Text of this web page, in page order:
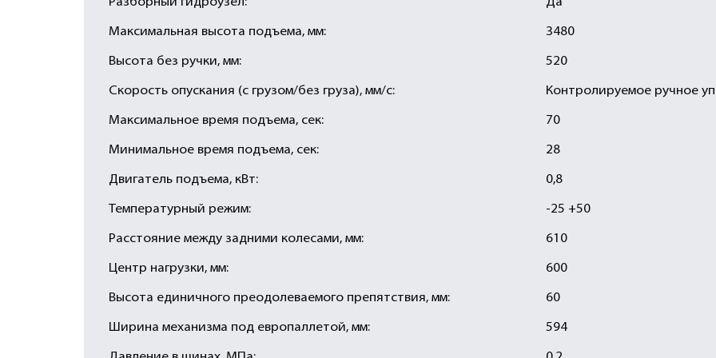
Максимальная высота подъема, мм: 3480
Высота без ручки, мм: 520
Скорость опускания (с грузом/без груза), мм/с: Контролируемое ручное
Максимальное время подъема, сек: 70
Минимальное время подъема, сек: 28
Двигатель подъема, кВт: 0,8
Температурный режим: -25 +50
Расстояние между задними колесами, мм: 610
Центр нагрузки, мм: 600
Высота единичного преодолеваемого препятствия, мм: 60
Ширина механизма под европаллетой, мм: 594